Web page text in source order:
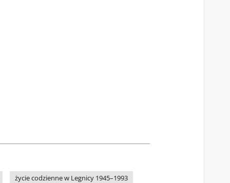
życie codzienne w Legnicy 1945–1993